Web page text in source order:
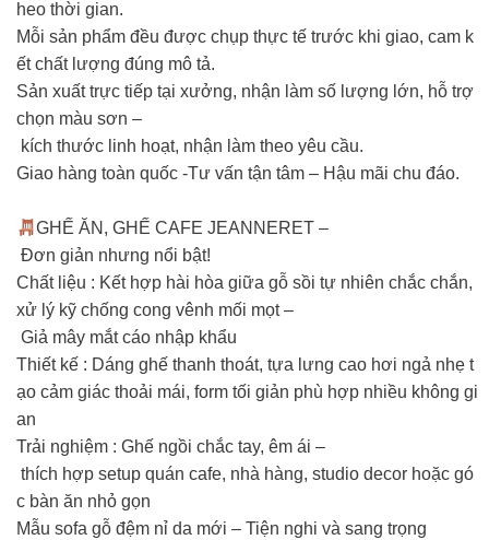
heo thời gian.
Mỗi sản phẩm đều được chụp thực tế trước khi giao, cam k
ết chất lượng đúng mô tả.
Sản xuất trực tiếp tại xưởng, nhận làm số lượng lớn, hỗ trợ
chọn màu sơn –
kích thước linh hoạt, nhận làm theo yêu cầu.
Giao hàng toàn quốc -Tư vấn tận tâm – Hậu mãi chu đáo.
GHẾ ĂN, GHẾ CAFE JEANNERET –
Đơn giản nhưng nổi bật!
Chất liệu : Kết hợp hài hòa giữa gỗ sồi tự nhiên chắc chắn,
xử lý kỹ chống cong vênh mối mọt –
Giả mây mắt cáo nhập khẩu
Thiết kế : Dáng ghế thanh thoát, tựa lưng cao hơi ngả nhẹ t
ạo cảm giác thoải mái, form tối giản phù hợp nhiều không gi
an
Trải nghiệm : Ghế ngồi chắc tay, êm ái –
thích hợp setup quán cafe, nhà hàng, studio decor hoặc gó
c bàn ăn nhỏ gọn
Mẫu sofa gỗ đệm nỉ da mới – Tiện nghi và sang trọng